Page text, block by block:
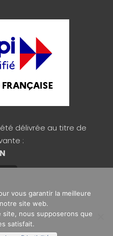
délivrée au titre de
:
Signos
vous garantir la meilleure
site web.
site, nous supposerons que
satisfait.